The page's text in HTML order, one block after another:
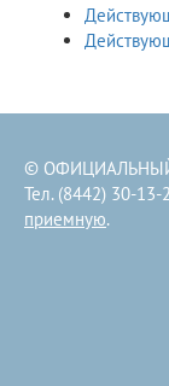
©
Тел. (8442) 30-13-
приемную.